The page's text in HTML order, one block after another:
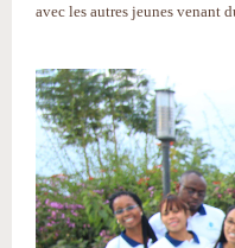
avec les autres jeunes venant